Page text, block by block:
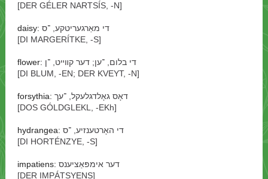
[DER GÉLER NARTSÍS, -⁠N]
daisy: די מאַרגעריטקע, ־⁠ס
[DI MARGERÍTKE, -⁠S]
flower: די בלום, ־⁠ען; דער קװײט, ־⁠ן
[DI BLUM, -⁠EN; DER KVEYT, -⁠N]
forsythia: דאָס גאָלדגלעקל, ־⁠עך
[DOS GÓLDGLEKL, -⁠EKh]
hydrangea: די האָרטענזיע, ־⁠ס
[DI HORTÉNZYE, -⁠S]
impatiens: דער אימפּאַציענס
[DER IMPÁTSYENS]